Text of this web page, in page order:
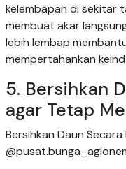
kelembapan di sekitar
membuat akar
lebih lembap
mempertahankan
5. Bersihkan
agar Tetap
Bersihkan Daun